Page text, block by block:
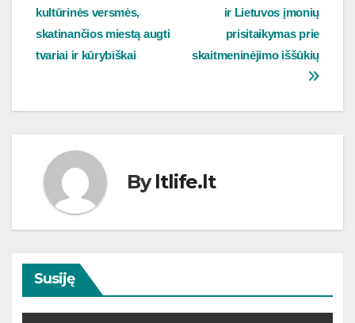
tarp
įrašų
ir Lietuvos įmonių
prisitaikymas prie
skaitmeninėjimo iššūkių
kultūrinės versmės,
skatinančios miestą augti
tvariai ir kūrybiškai
Byltlife.lt
Susiję